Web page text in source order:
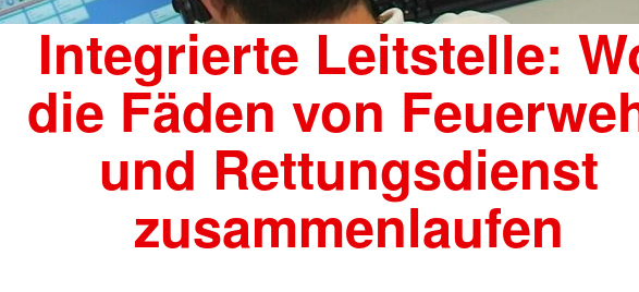
Integrierte Leitstelle:
die Fäden von
und Rettungsdienst
zusammenlaufen